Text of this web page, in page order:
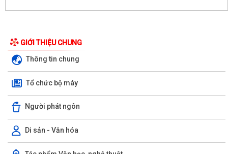
GIỚI THIỆU CHUNG
Thông tin chung
Tổ chức bộ máy
Người phát ngôn
Di sản - Văn hóa